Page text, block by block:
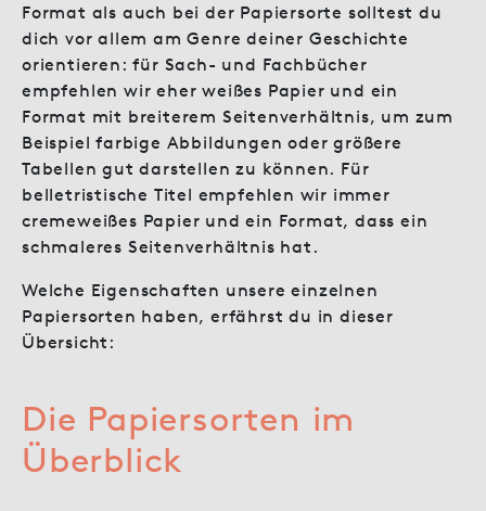
Format als auch bei der Papiersorte solltest du
dich vor allem am Genre deiner Geschichte
orientieren: für Sach- und Fachbücher
empfehlen wir eher weißes Papier und ein
Format mit breiterem Seitenverhältnis, um zum
Beispiel farbige Abbildungen oder größere
Tabellen gut darstellen zu können. Für
belletristische Titel empfehlen wir immer
cremeweißes Papier und ein Format, dass ein
schmaleres Seitenverhältnis hat.
Welche Eigenschaften unsere einzelnen
Papiersorten haben, erfährst du in dieser
Übersicht:
Die Papiersorten im
Überblick